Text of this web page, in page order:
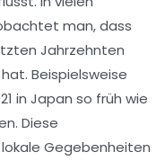
man, dass
Jahrzehnten
Beispielsweise
in Japan so früh wie
Diese
Gegebenheiten